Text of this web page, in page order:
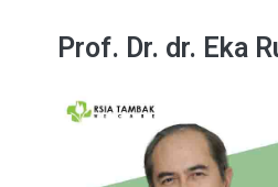
Prof. Dr. dr. Eka